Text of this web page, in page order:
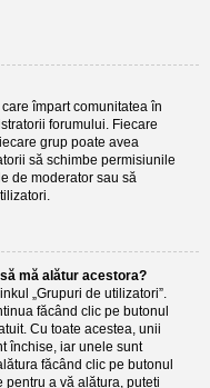
împart comunitatea în
forumului. Fiecare
grup poate avea
să schimbe permisiunile
de moderator sau să
mă alătur acestora?
„Grupuri de utilizatori”.
făcând clic pe butonul
Cu toate acestea, unii
închise, iar unele sunt
făcând clic pe butonul
a vă alătura, puteți